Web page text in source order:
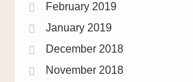
February 2019
January 2019
December 2018
November 2018